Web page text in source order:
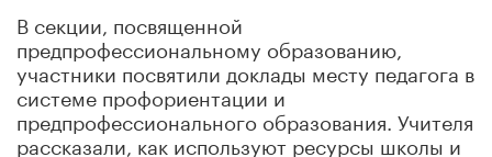
В секции, посвященной
предпрофессиональному образованию,
участники посвятили доклады месту педагога в
системе профориентации и
предпрофессионального образования. Учителя
рассказали, как используют ресурсы школы и